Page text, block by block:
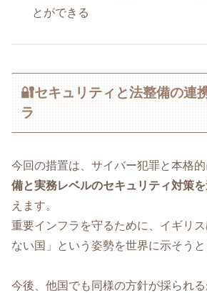
とができる
🔐セキュリティと法整備の連
ラ
今回の措置は、サイバー犯罪と本格的
備と実務レベルのセキュリティ対策
えます。
重要インフラを守るために、イギリ
ない国」という姿勢を世界に示そうと
今後、他国でも同様の方針が採られ